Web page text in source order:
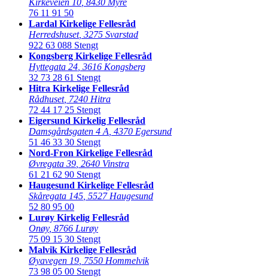
76 11 91 50
Lardal Kirkelige Fellesråd
Herredshuset, 3275 Svarstad
922 63 088 Stengt
Kongsberg Kirkelige Fellesråd
Hyttegata 24 3616 Kongsberg
32 73 28 61 Stengt
Hitra Kirkelige Fellesråd
Rådhuset, 7240 Hitra
72 44 17 25 Stengt
Eigersund Kirkelig Fellesråd
Damsgårdsgaten 4 A 4370 Egersund
51 46 33 30 Stengt
Nord-Fron Kirkelige Fellesråd
Øvregata 39 2640 Vinstra
61 21 62 90 Stengt
Haugesund Kirkelige Fellesråd
Skåregata 145 5527 Haugesund
52 80 95 00
Lurøy Kirkelig Fellesråd
Onøy, 8766 Lurøy
75 09 15 30 Stengt
Malvik Kirkelige Fellesråd
Øyavegen 19 7550 Hommelvik
73 98 05 00 Stengt